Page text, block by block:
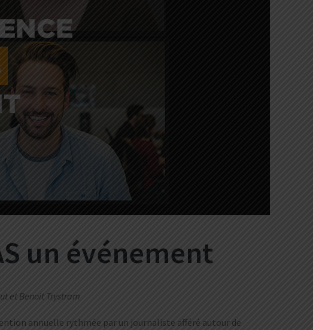
un événement
et Benoit Trystram
annuelle rythmée par un journaliste afféré autour de